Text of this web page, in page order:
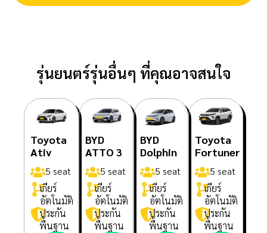
รุ่นยนตร์รุ่นอื่นๆ ที่คุณอาจสนใจ
Toyota
Ativ
5 seat
เกียร์
อัตโนมัติ
ประกัน
พื้นฐาน
BYD
ATTO 3
5 seat
เกียร์
อัตโนมัติ
ประกัน
พื้นฐาน
BYD
Dolphin
5 seat
เกียร์
อัตโนมัติ
ประกัน
พื้นฐาน
Toyota
Fortuner
5 seat
เกียร์
อัตโนมัติ
ประกัน
พื้นฐาน